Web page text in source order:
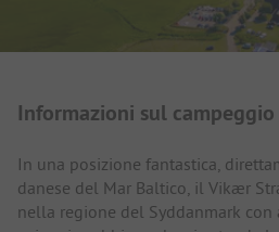
Informazioni sul campeggio
In una posizione fantastica,
danese del Mar Baltico, il Vikær
nella regione del Syddanmark con